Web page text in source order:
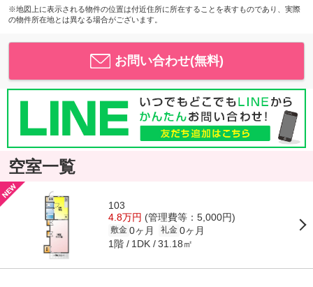
※地図上に表示される物件の位置は付近住所に所在することを表すものであり、実際
の物件所在地とは異なる場合がございます。
お問い合わせ(無料)
空室一覧
103
4.8万円 (管理費等：5,000円)
敷金 0ヶ月 礼金 0ヶ月
1階 1DK 31.18㎡